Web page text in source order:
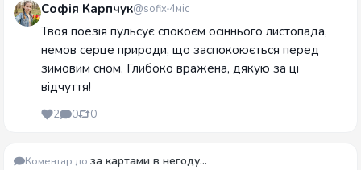
Софія Карпчук@sofix 4міс
Твоя поезія пульсує спокоєм осіннього листопада,
немов серце природи, що заспокоюється перед
зимовим сном. Глибоко вражена, дякую за ці
відчуття!
2 0 0
Коментар до:за картами в негоду...